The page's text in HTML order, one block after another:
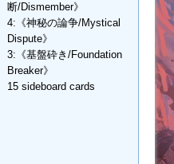
断/Dismember》
4:《神秘の論争/Mystical
Dispute》
3:《基盤砕き/Foundation
Breaker》
15 sideboard cards